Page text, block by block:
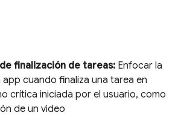
finalización de tareas: Enfocar la
app cuando finaliza una tarea en
crítica iniciada por el usuario, como
de un video